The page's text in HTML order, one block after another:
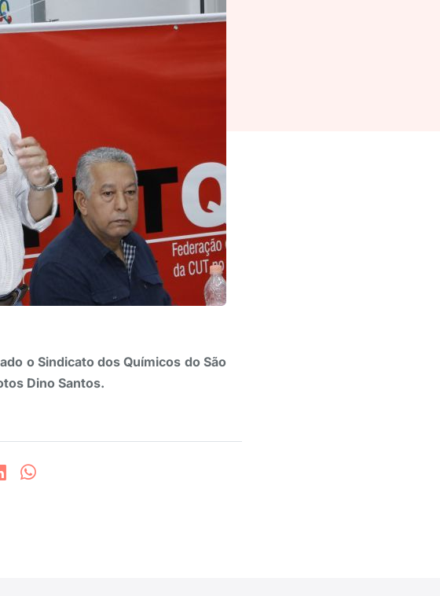
o Sindicato dos Químicos do São
Dino Santos.